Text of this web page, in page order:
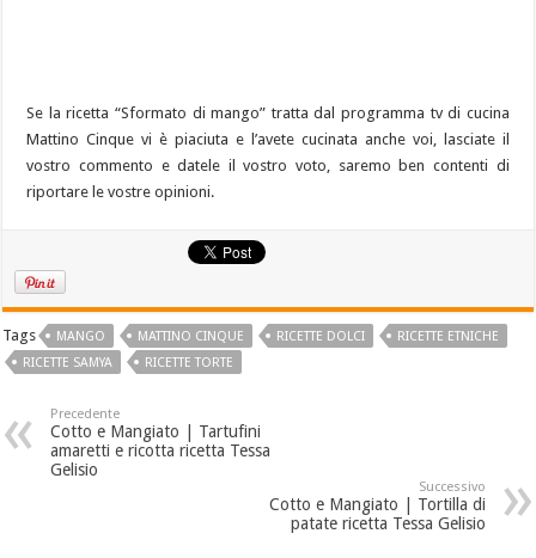
Se la ricetta “Sformato di mango” tratta dal programma tv di cucina
Mattino Cinque vi è piaciuta e l’avete cucinata anche voi, lasciate il
vostro commento e datele il vostro voto, saremo ben contenti di
riportare le vostre opinioni.
Tags MANGO MATTINO CINQUE RICETTE DOLCI
RICETTE ETNICHE
RICETTE SAMYA
RICETTE TORTE
Precedente
Cotto e Mangiato | Tartufini
amaretti e ricotta ricetta Tessa
Gelisio
Successivo
Cotto e Mangiato | Tortilla di
patate ricetta Tessa Gelisio